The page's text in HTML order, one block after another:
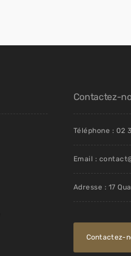
Contactez-
Téléphone : 02
Email :
Adresse : 17
Contactez-